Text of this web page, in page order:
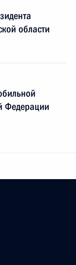
области
Федерации